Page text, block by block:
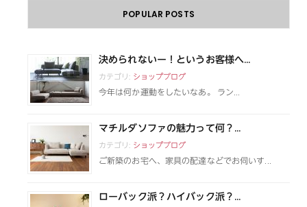
POPULAR POSTS
決められないー！というお客様へ...
カテゴリ: ショップブログ
今年は何か運動をしたいなあ。 ラン...
マチルダソファの魅力って何？...
カテゴリ: ショップブログ
ご新築のお宅へ、家具の配達などでお伺いす...
ローバック派？ハイバック派？...